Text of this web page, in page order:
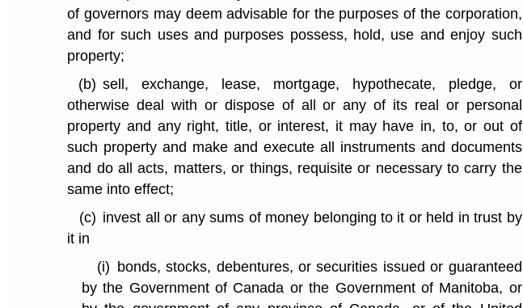
of governors may deem advisable for the purposes of the corporation,
and for such uses and purposes possess, hold, use and enjoy such
property;
(b) sell, exchange, lease, mortgage, hypothecate, pledge, or
otherwise deal with or dispose of all or any of its real or personal
property and any right, title, or interest, it may have in, to, or out of
such property and make and execute all instruments and documents
and do all acts, matters, or things, requisite or necessary to carry the
same into effect;
(c) invest all or any sums of money belonging to it or held in trust by
it in
(i) bonds, stocks, debentures, or securities issued or guaranteed
by the Government of Canada or the Government of Manitoba, or